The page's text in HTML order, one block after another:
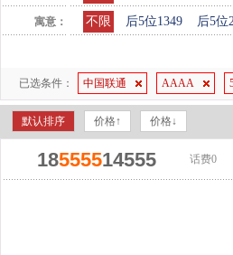
寓意： 不限 后5位1349 后5位
已选条件： 中国联通 AAAA
默认排序 价格↑ 价格↓
18555514555 话费0